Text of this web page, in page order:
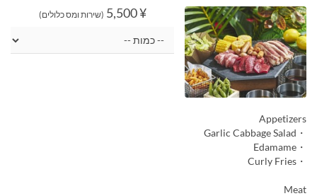
¥ 5,500 (שירות ומס כלולים)
Appetizers
・Garlic Cabbage Salad
・Edamame
・Curly Fries
Meat